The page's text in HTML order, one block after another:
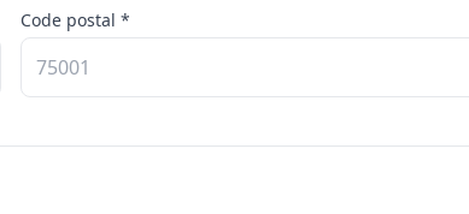
Code postal *